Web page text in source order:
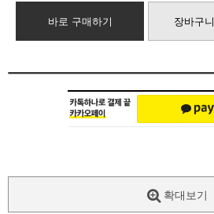
바로 구매하기 장바구니
확대보기